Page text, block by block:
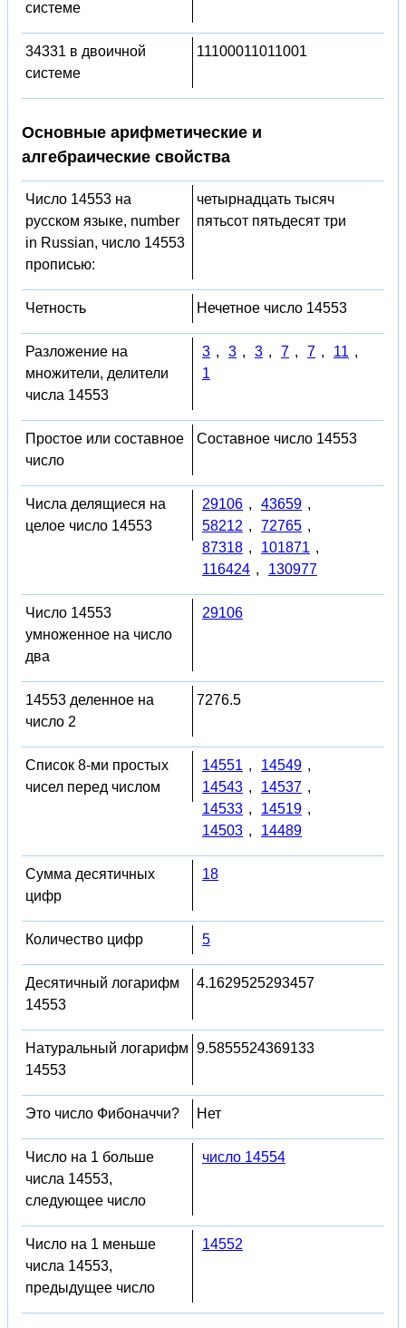
системе
34331 в двоичной
системе
11100011011001
Основные арифметические и
алгебраические свойства
Число 14553 на
русском языке, number
in Russian, число 14553
прописью:
четырнадцать тысяч
пятьсот пятьдесят три
Четность Нечетное число 14553
Разложение на
множители, делители
числа 14553
3 , 3 , 3 , 7 , 7 , 11 ,
1
Простое или составное
число
Составное число 14553
Числа делящиеся на
целое число 14553
29106 , 43659 ,
58212 , 72765 ,
87318 , 101871 ,
116424 , 130977
Число 14553
умноженное на число
два
29106
14553 деленное на
число 2
7276.5
Список 8-ми простых
чисел перед числом
14551 , 14549 ,
14543 , 14537 ,
14533 , 14519 ,
14503 , 14489
Сумма десятичных
цифр
18
Количество цифр 5
Десятичный логарифм
14553
4.1629525293457
Натуральный логарифм
14553
9.5855524369133
Это число Фибоначчи? Нет
Число на 1 больше
числа 14553,
следующее число
число 14554
Число на 1 меньше
числа 14553,
предыдущее число
14552